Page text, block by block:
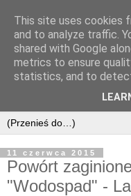
11 czerwca 2015
Powórt
"Wodospad" -
This site uses cookies
and to analyze traffic.
shared with Google
metrics to ensure
statistics, and to